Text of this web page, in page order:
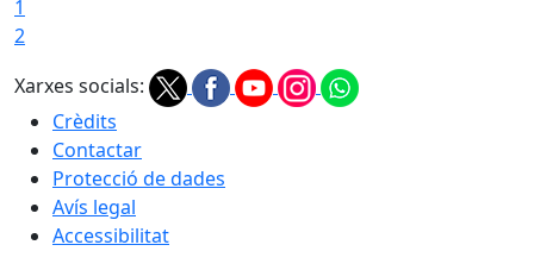
1
2
Xarxes socials:
Crèdits
Contactar
Protecció de dades
Avís legal
Accessibilitat